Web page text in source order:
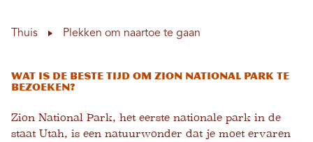
Thuis Plekken om naartoe te gaan
Wat is de beste tijd om Zion National Park te
bezoeken?
Zion National Park, het eerste nationale park in de
staat Utah, is een natuurwonder dat je moet ervaren